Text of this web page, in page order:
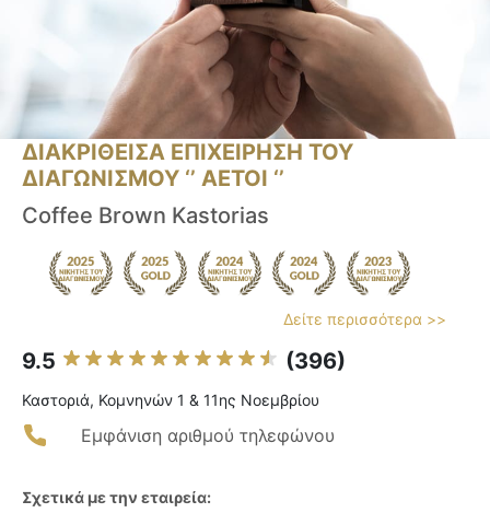
ΔΙΑΚΡΙΘΕΙΣΑ ΕΠΙΧΕΙΡΗΣΗ ΤΟΥ
ΔΙΑΓΩΝΙΣΜΟΥ ‘’ ΑΕΤΟΙ ‘’
Coffee Brown Kastorias
Δείτε περισσότερα >>
9.5 (396)
Καστοριά, Κομνηνών 1 & 11ης Νοεμβρίου
Εμφάνιση αριθμού τηλεφώνου
Σχετικά με την εταιρεία: